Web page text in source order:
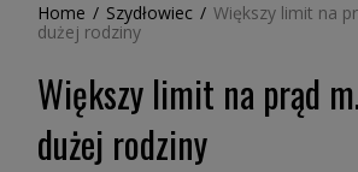
Home / Szydłowiec / Większy limit na
dużej rodziny
Większy limit na prąd
dużej rodziny